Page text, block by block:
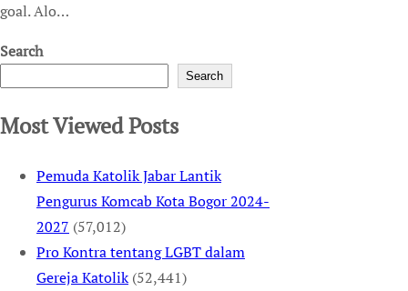
goal. Alo…
Search
Search
Most Viewed Posts
Pemuda Katolik Jabar Lantik
Pengurus Komcab Kota Bogor 2024-
2027 (57,012)
Pro Kontra tentang LGBT dalam
Gereja Katolik (52,441)